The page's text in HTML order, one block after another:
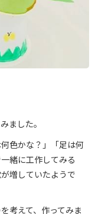
ました。
色かな？」「足は何
緒に工作してみる
増していたようで
考えて、作ってみま